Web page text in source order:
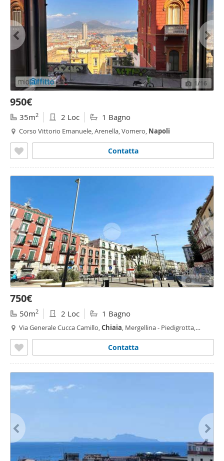
1/16
950€
35m2 2 Loc 1 Bagno
Corso Vittorio Emanuele, Arenella, Vomero, Napoli
Contatta
1/16
750€
50m2 2 Loc 1 Bagno
Via Generale Cucca Camillo,Chiaia, Mergellina - Piedigrotta,
Contatta